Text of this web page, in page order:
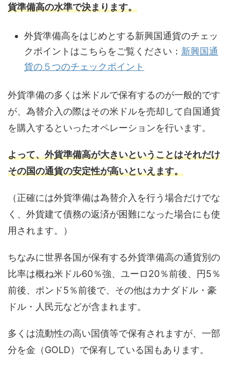
貨準備高の水準で決まります。
外貨準備高をはじめとする新興国通貨のチェッ
クポイントはこちらをご覧ください： 新興国通
貨の５つのチェックポイント
外貨準備の多くは米ドルで保有するのが一般的です
が、為替介入の際はその米ドルを売却して自国通貨
を購入するといったオペレーションを行います。
よって、外貨準備高が大きいということはそれだけ
その国の通貨の安定性が高いといえます。
（正確には外貨準備は為替介入を行う場合だけでな
く、外貨建て債務の返済が困難になった場合にも使
用されます。）
ちなみに世界各国が保有する外貨準備高の通貨別の
比率は概ね米ドル60％強、ユーロ20％前後、円5％
前後、ポンド5％前後で、その他はカナダドル・豪
ドル・人民元などが含まれます。
多くは流動性の高い国債等で保有されますが、一部
分を金（GOLD）で保有している国もあります。